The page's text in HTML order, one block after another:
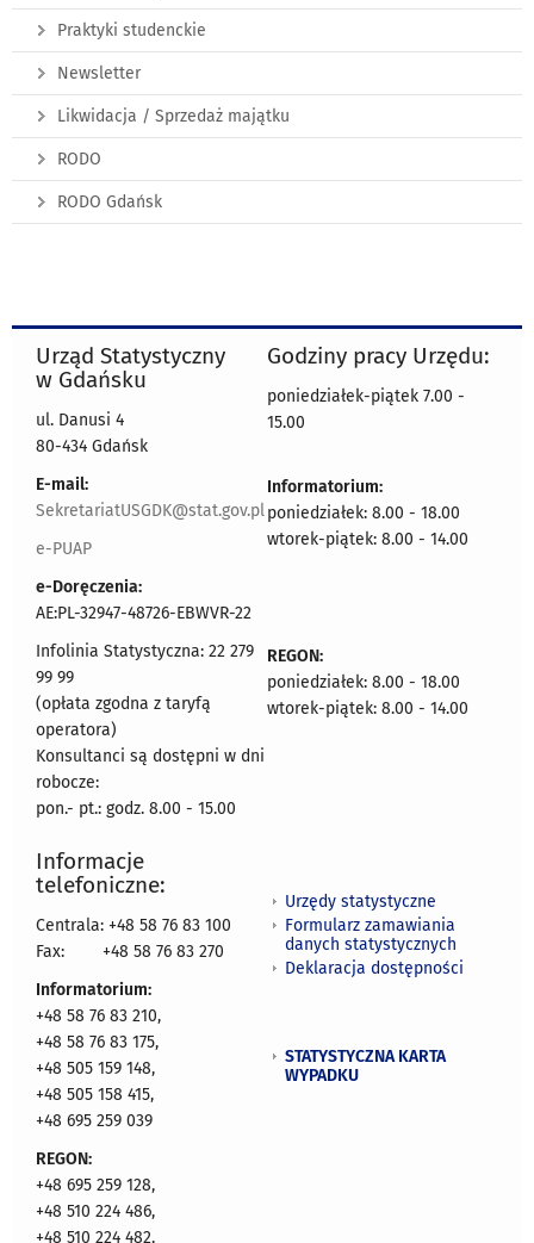
Praktyki studenckie
Newsletter
Likwidacja / Sprzedaż majątku
RODO
RODO Gdańsk
Urząd Statystyczny
w Gdańsku
ul. Danusi 4
80-434 Gdańsk
E-mail:
SekretariatUSGDK@stat.gov.pl
e-PUAP
e-Doręczenia:
AE:PL-32947-48726-EBWVR-22
Infolinia Statystyczna: 22 279
99 99
(opłata zgodna z taryfą
operatora)
Konsultanci są dostępni w dni
robocze:
pon.- pt.: godz. 8.00 - 15.00
Godziny pracy Urzędu:
poniedziałek-piątek 7.00 -
15.00
Informatorium:
poniedziałek: 8.00 - 18.00
wtorek-piątek: 8.00 - 14.00
REGON:
poniedziałek: 8.00 - 18.00
wtorek-piątek: 8.00 - 14.00
Informacje
telefoniczne:
Centrala: +48 58 76 83 100
Fax:
+48 58 76 83 270
Informatorium:
+48 58 76 83 210,
+48 58 76 83 175,
+48 505 159 148,
+48 505 158 415,
+48 695 259 039
REGON:
+48 695 259 128,
+48 510 224 486,
+48 510 224 482,
Urzędy statystyczne
Formularz zamawiania
danych statystycznych
Deklaracja dostępności
STATYSTYCZNA KARTA
WYPADKU